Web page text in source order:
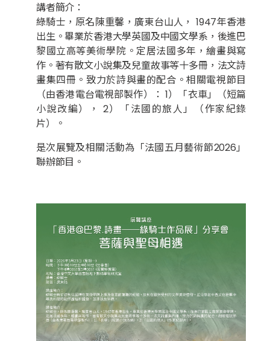
講者簡介：
綠騎士，原名陳重馨，廣東台山人， 1947年香港
出生。畢業於香港大學英國及中國文學系，後進巴
黎國立高等美術學院。定居法國多年，繪畫與寫
作。著有散文小說集及兒童故事等十多冊，法文詩
畫集四冊。致力於詩與畫的配合。相關電視節目
（由香港電台電視部製作）： 1）「衣車」（短篇
小說改編）， 2）「法國的旅人」（作家紀錄
片）。
是次展覽及相關活動為「法國五月藝術節2026」
聯辦節目。